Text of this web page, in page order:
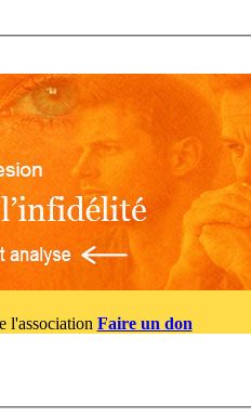
l'association Faire un don